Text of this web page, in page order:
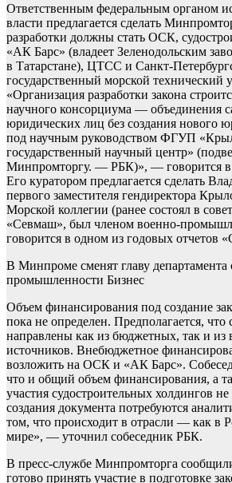
Ответственным федеральным органом
власти предлагается сделать
разработки должны стать ОСК,
«АК Барс» (владеет Зеленодольским
в Татарстане), ЦТСС и Санкт-
государственный морской технический
«Организация разработки закона
научного консорциума — объединения
юридических лиц без создания нового
под научным руководством ФГУП
государственный научный центр»
Минпромторгу. — РБК)», — говорится в
Его куратором предлагается сделать
первого заместителя гендиректора
Морской коллегии (ранее состоял в
«Севмаш», был членом военно-
говорится в одном из годовых отчетов
В Минпроме сменят главу департамента
промышленности Бизнес
Объем финансирования под создание
пока не определен. Предполагается, что
направлены как из бюджетных, так и
источников. Внебюджетное
возложить на ОСК и «АК Барс».
что и общий объем финансирования, а
участия судостроительных холдингов
создания документа потребуются
том, что происходит в отрасли — как в
мире», — уточнил собеседник РБК.
В пресс-службе Минпромторга
готово принять участие в подготовке